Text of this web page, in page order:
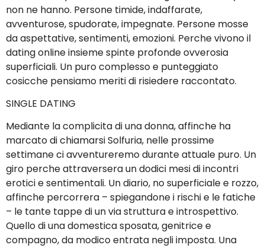
non ne hanno. Persone timide, indaffarate,
avventurose, spudorate, impegnate. Persone mosse
da aspettative, sentimenti, emozioni. Perche vivono il
dating online insieme spinte profonde ovverosia
superficiali. Un puro complesso e punteggiato
cosicche pensiamo meriti di risiedere raccontato.
SINGLE DATING
Mediante la complicita di una donna, affinche ha
marcato di chiamarsi Solfuria, nelle prossime
settimane ci avventureremo durante attuale puro. Un
giro perche attraversera un dodici mesi di incontri
erotici e sentimentali. Un diario, no superficiale e rozzo,
affinche percorrera – spiegandone i rischi e le fatiche
– le tante tappe di un via struttura e introspettivo.
Quello di una domestica sposata, genitrice e
compagno, da modico entrata negli imposta. Una